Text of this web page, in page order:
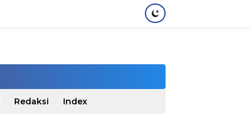
Redaksi Index